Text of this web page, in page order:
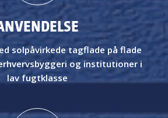
solpåvirkede tagflade på flade
og institutioner i
lav fugtklasse